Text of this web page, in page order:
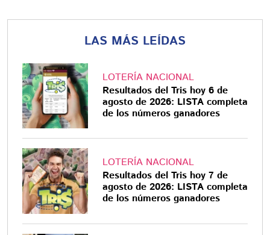
LAS MÁS LEÍDAS
LOTERÍA NACIONAL
Resultados del Tris hoy 6 de
agosto de 2026: LISTA completa
de los números ganadores
LOTERÍA NACIONAL
Resultados del Tris hoy 7 de
agosto de 2026: LISTA completa
de los números ganadores